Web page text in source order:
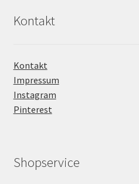
Kontakt
Kontakt
Impressum
Instagram
Pinterest
Shopservice